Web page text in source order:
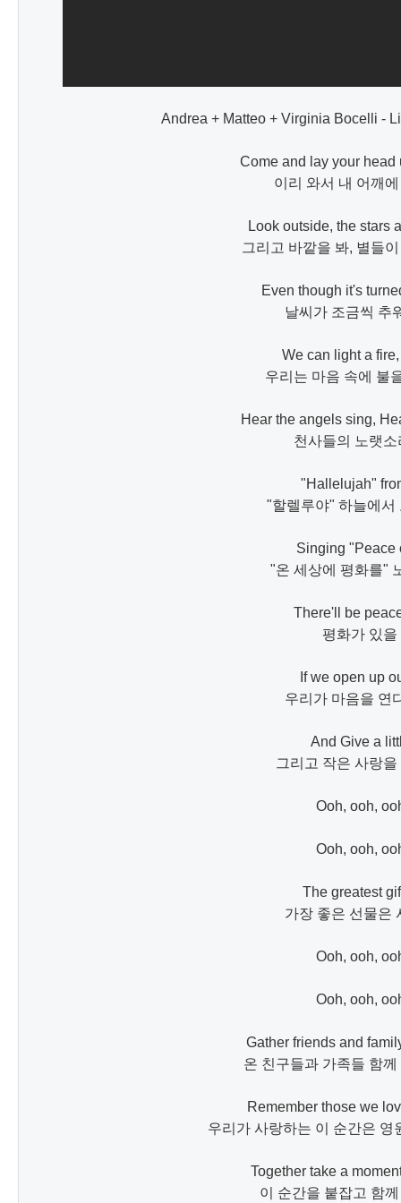
Andrea + Matteo + Virginia Bocelli -
Come and lay your head
이리 와서 내 어깨
Look outside, the stars
그리고 바깥을 봐, 별들
Even though it's
날씨가 조금씩 추
We can light a
우리는 마음 속에 불
Hear the angels sing,
천사들의 노랫
"Hallelujah"
"할렐루야" 하늘에서
Singing "Peace
"온 세상에 평화를"
There'll be
평화가 있을
If we open up
우리가 마음을 연
And Give a
그리고 작은 사랑
Ooh, ooh,
Ooh, ooh,
The greatest
가장 좋은 선물은
Ooh, ooh,
Ooh, ooh,
​Gather friends and
온 친구들과 가족들 함
Remember those we
우리가 사랑하는 이 순간은 영
Together take a
이 순간을 붙잡고 함